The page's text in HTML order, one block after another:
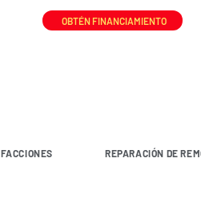
OBTÉN FINANCIAMIENTO
REPARACIÓN DE